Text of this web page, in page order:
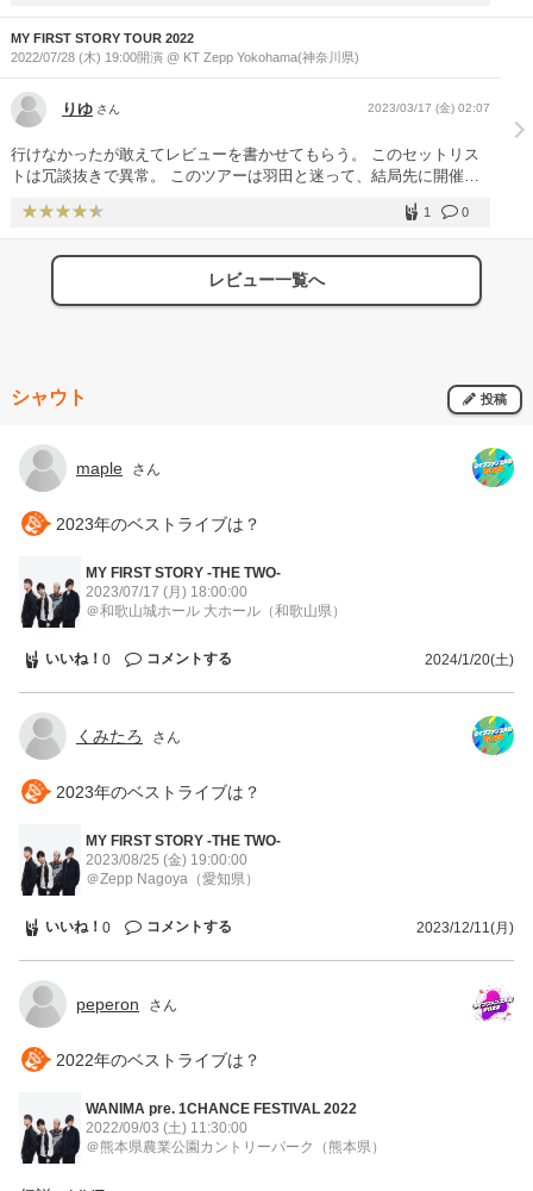
MY FIRST STORY TOUR 2022
2022/07/28 (木) 19:00開演 @ KT Zepp Yokohama(神奈川県)
りゆ さん 2023/03/17 (金) 02:07
行けなかったが敢えてレビューを書かせてもらう。 このセットリス
トは冗談抜きで異常。 このツアーは羽田と迷って、結局先に開催さ
マイファスオタクでないと知らないような曲も多く、ディープなファ
ンにとってこれ以上のセトリは今後無いと思われる。
0
1
レビュー一覧へ
シャウト 投稿
maple さん
2023年のベストライブは？
MY FIRST STORY -THE TWO-
2023/07/17 (月) 18:00:00
＠和歌山城ホール 大ホール（和歌山県）
いいね！ 0 コメントする 2024/1/20(土)
くみたろ さん
2023年のベストライブは？
MY FIRST STORY -THE TWO-
2023/08/25 (金) 19:00:00
＠Zepp Nagoya （愛知県）
いいね！ 0 コメントする 2023/12/11(月)
peperon さん
2022年のベストライブは？
WANIMA pre. 1CHANCE FESTIVAL 2022
2022/09/03 (土) 11:30:00
＠熊本県農業公園カントリーパーク
（熊本県）